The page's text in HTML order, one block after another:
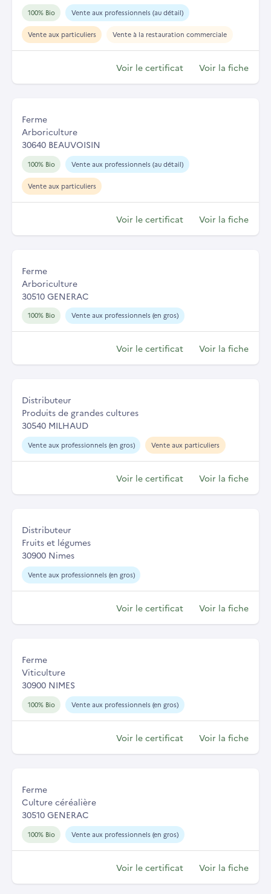
100% Bio Vente aux professionnels (au détail)
Vente aux particuliers Vente à la restauration commerciale
Voir le certificat Voir la fiche
Ferme
Arboriculture
30640 BEAUVOISIN
100% Bio Vente aux professionnels (au détail)
Vente aux particuliers
Voir le certificat Voir la fiche
Ferme
Arboriculture
30510 GENERAC
100% Bio Vente aux professionnels (en gros)
Voir le certificat Voir la fiche
Distributeur
Produits de grandes cultures
30540 MILHAUD
Vente aux professionnels (en gros) Vente aux particuliers
Voir le certificat Voir la fiche
Distributeur
Fruits et légumes
30900 Nimes
Vente aux professionnels (en gros)
Voir le certificat Voir la fiche
Ferme
Viticulture
30900 NIMES
100% Bio Vente aux professionnels (en gros)
Voir le certificat Voir la fiche
Ferme
Culture céréalière
30510 GENERAC
100% Bio Vente aux professionnels (en gros)
Voir le certificat Voir la fiche